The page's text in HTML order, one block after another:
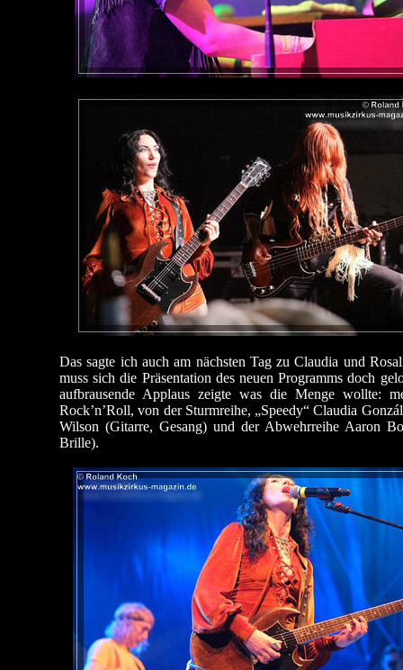
Das sagte ich auch am nächsten Tag zu Claudia und
muss sich die Präsentation des neuen Programms doch
aufbrausende Applaus zeigte was die Menge wollte:
Rock’n’Roll, von der Sturmreihe, „Speedy“ Claudia
Wilson (Gitarre, Gesang) und der Abwehrreihe Aaron
Brille).